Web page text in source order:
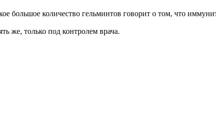
большое количество гельминтов говорит о том, что
же, только под контролем врача.